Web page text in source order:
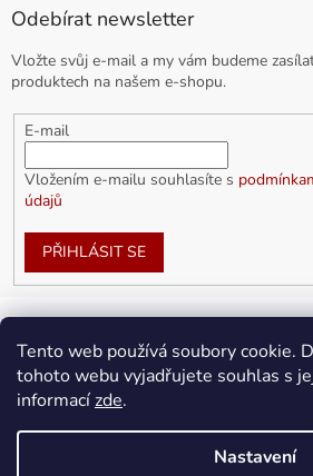
Tento web používá soubory cookie.
tohoto webu vyjadřujete souhlas s
informacízde.
Nastavení
Odebírat newsletter
Vložte svůj e-mail a my vám budeme
produktech na našem e-shopu.
E-mail
Vložením e-mailu souhlasíte s
údajů
PŘIHLÁSIT SE
Vytvořil
Upravit nastavení